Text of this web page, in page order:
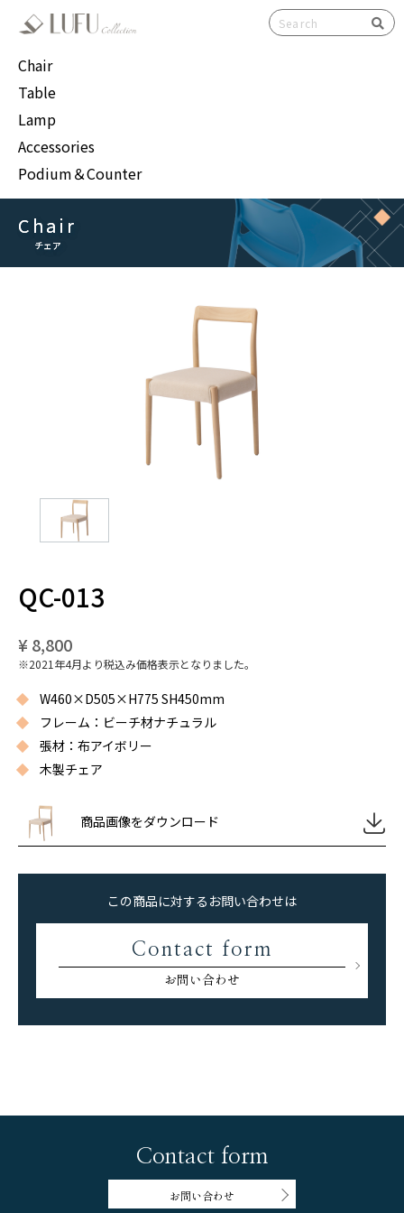
検索
Chair
Table
Lamp
Accessories
Podium＆Counter
Chair
チェア
Chair
チェア
QC-013
¥ 8,800
※2021年4月より税込み価格表示となりました。
W460×D505×H775 SH450mm
フレーム：ビーチ材ナチュラル
張材：布アイボリー
木製チェア
商品画像をダウンロード
この商品に対するお問い合わせは
Contact form
お問い合わせ
Contact form
お問い合わせ